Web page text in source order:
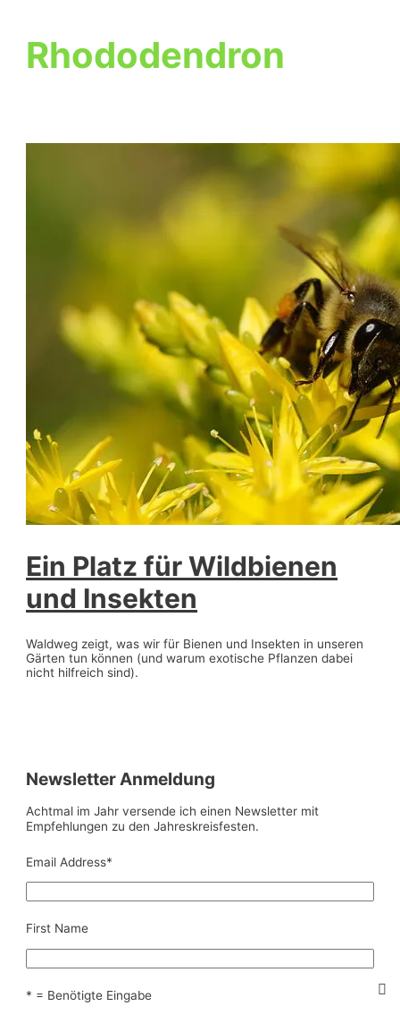
Rhododendron
Ein Platz für Wildbienen
und Insekten
Waldweg zeigt, was wir für Bienen und Insekten in unseren
Gärten tun können (und warum exotische Pflanzen dabei
nicht hilfreich sind).
Newsletter Anmeldung
Achtmal im Jahr versende ich einen Newsletter mit
Empfehlungen zu den Jahreskreisfesten.
Email Address*
First Name
* = Benötigte Eingabe